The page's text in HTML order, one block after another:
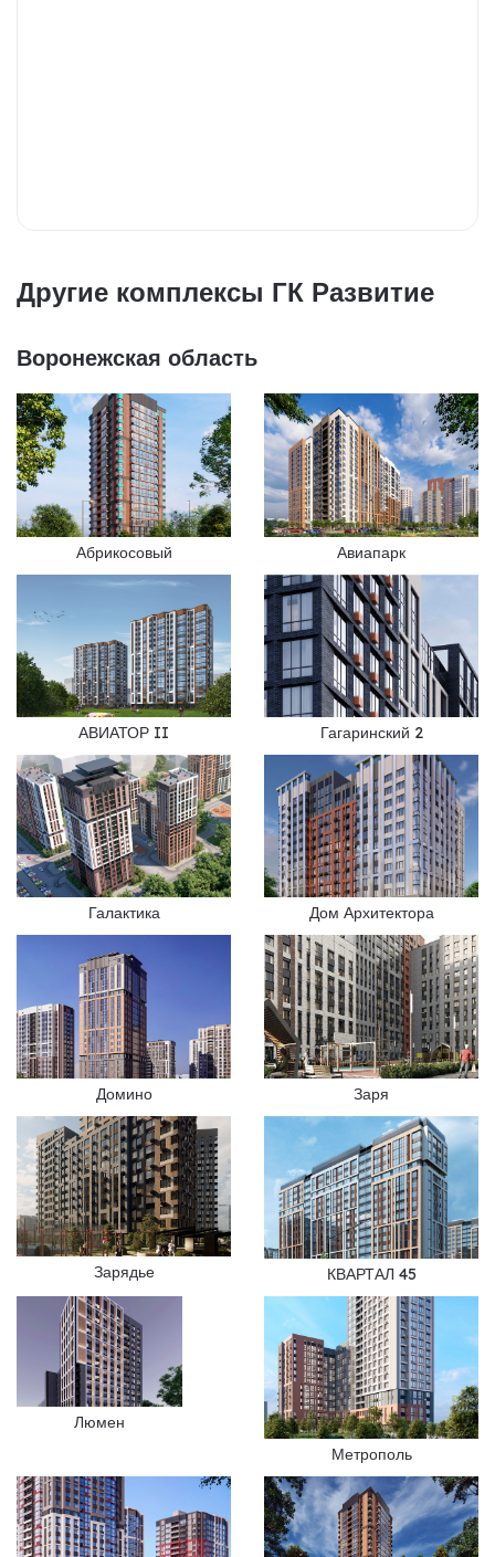
Другие комплексы ГК Развитие
Воронежская область
Абрикосовый Авиапарк
АВИАТОР II Гагаринский 2
Галактика Дом Архитектора
Домино Заря
Зарядье КВАРТАЛ 45
Люмен
Метрополь